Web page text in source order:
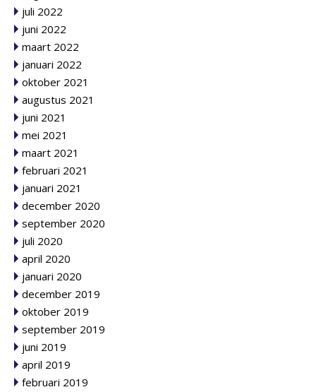
juli 2022
juni 2022
maart 2022
januari 2022
oktober 2021
augustus 2021
juni 2021
mei 2021
maart 2021
februari 2021
januari 2021
december 2020
september 2020
juli 2020
april 2020
januari 2020
december 2019
oktober 2019
september 2019
juni 2019
april 2019
februari 2019